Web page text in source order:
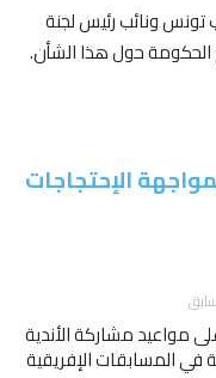
تونس ونائب رئيس لجنة
الحكومة حول هذا الشأن.
الإحتجاجات
مواعيد مشاركة الأندية
في المسابقات الإفريقية